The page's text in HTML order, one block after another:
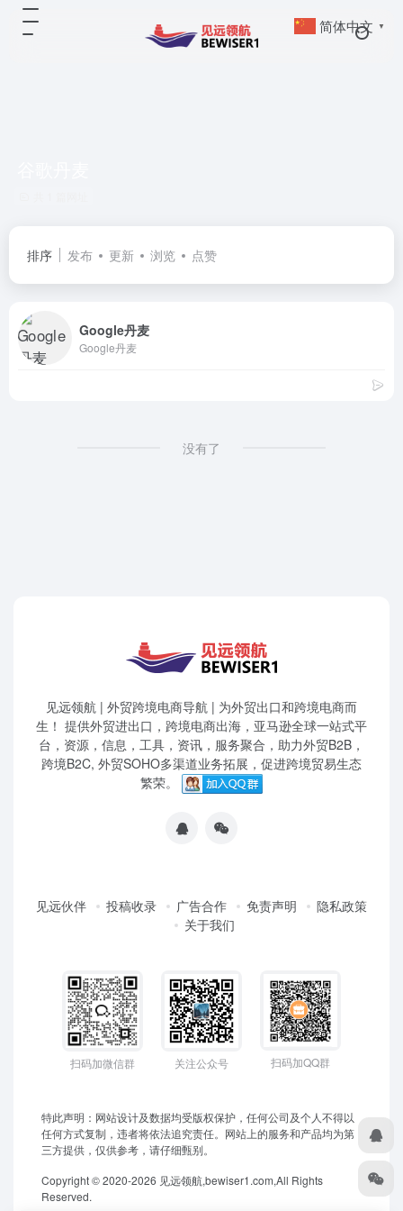
排序 发布 更新 浏览 点赞
Google丹麦
Google丹麦
没有了
见远领航 | 外贸跨境电商导航 | 为外贸出口和跨境电商而
生！ 提供外贸进出口，跨境电商出海，亚马逊全球一站式平
台，资源，信息，工具，资讯，服务聚合，助力外贸B2B，
跨境B2C, 外贸SOHO多渠道业务拓展，促进跨境贸易生态
繁荣。
见远伙伴 投稿收录 广告合作 免责声明
隐私政策
关于我们
扫码加微信群 关注公众号 扫码加QQ群
特此声明：网站设计及数据均受版权保护，任何公司及个人不得以
任何方式复制，违者将依法追究责任。网站上的服务和产品均为第
三方提供，仅供参考，请仔细甄别。
Copyright © 2020-2026 见远领航,bewiser1.com,All Rights
Reserved.
简体中文 ▼